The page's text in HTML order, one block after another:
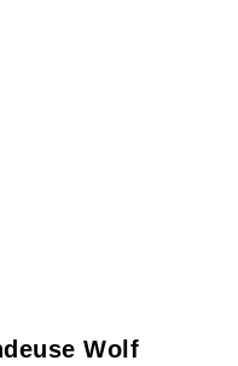
Wolf